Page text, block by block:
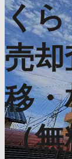
く
売
移
（無